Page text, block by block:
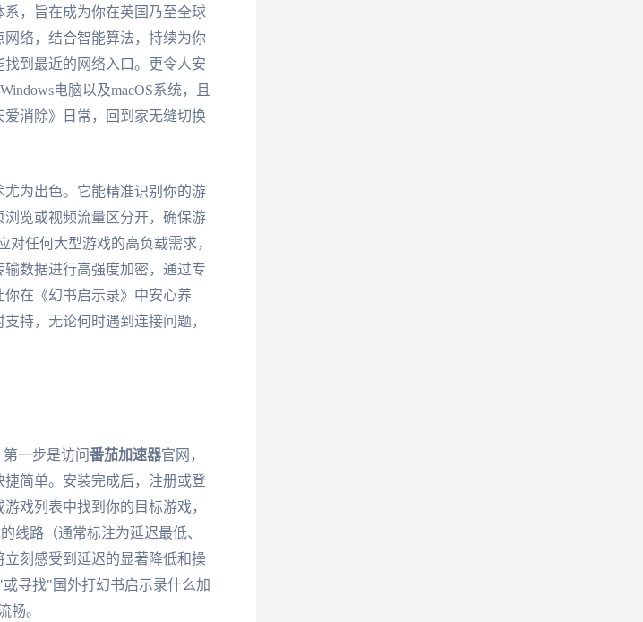
，旨在成为你在英国乃至全球
络，结合智能算法，持续为你
到最近的网络入口。更令人安
电脑以及macOS系统，且
消除》日常，回到家无缝切换
为出色。它能精准识别你的游
览或视频流量区分开，确保游
任何大型游戏的高负载需求，
数据进行高强度加密，通过专
在《幻书启示录》中安心养
持，无论何时遇到连接问题，
一步是访问 番茄加速器官网，
捷简单。安装完成后，注册或登
戏列表中找到你的目标游戏，
线路（通常标注为延迟最低、
刻感受到延迟的显著降低和操
寻找"国外打幻书启示录什么加
畅。